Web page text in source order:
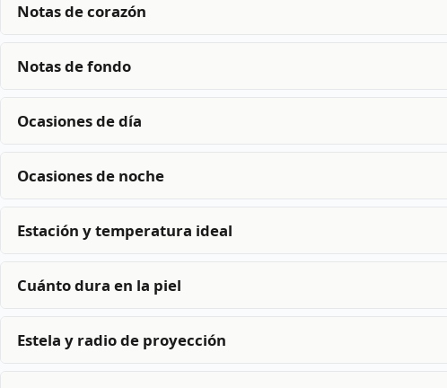
Notas de corazón
Notas de fondo
Ocasiones de día
Ocasiones de noche
Estación y temperatura ideal
Cuánto dura en la piel
Estela y radio de proyección